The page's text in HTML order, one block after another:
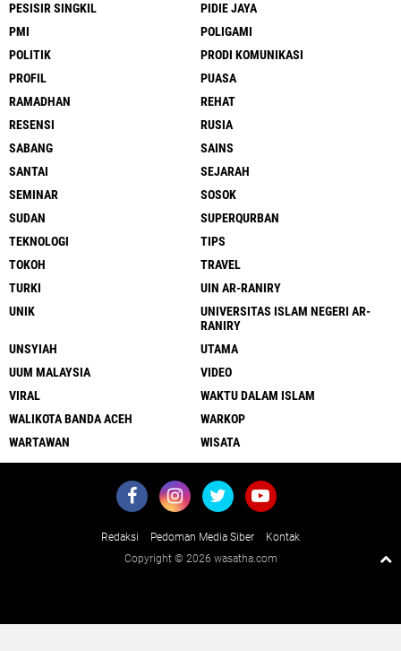
PESISIR SINGKIL
PIDIE JAYA
PMI
POLIGAMI
POLITIK
PRODI KOMUNIKASI
PROFIL
PUASA
RAMADHAN
REHAT
RESENSI
RUSIA
SABANG
SAINS
SANTAI
SEJARAH
SEMINAR
SOSOK
SUDAN
SUPERQURBAN
TEKNOLOGI
TIPS
TOKOH
TRAVEL
TURKI
UIN AR-RANIRY
UNIK
UNIVERSITAS ISLAM NEGERI AR-
RANIRY
UNSYIAH
UTAMA
UUM MALAYSIA
VIDEO
VIRAL
WAKTU DALAM ISLAM
WALIKOTA BANDA ACEH
WARKOP
WARTAWAN
WISATA
Redaksi Pedoman Media Siber
Kontak
Copyright © 2026 wasatha.com